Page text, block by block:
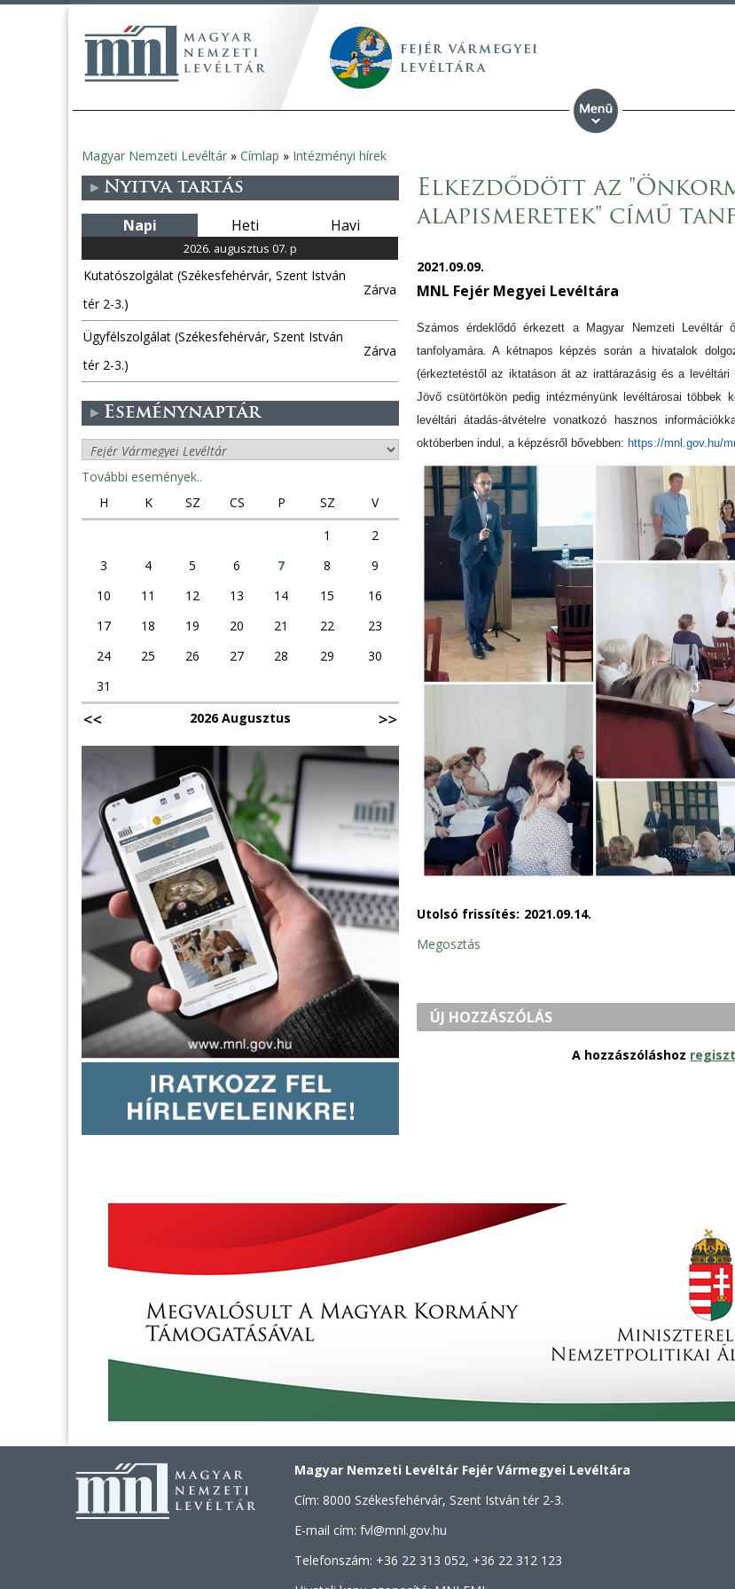
Jelenlegi
hely
Magyar Nemzeti Levéltár » Címlap » Intézményi hírek
Elkezdődött az
alapismeretek" című
2021.09.09.
MNL Fejér Megyei Levéltára
Számos érdeklődő érkezett a Magyar Nemzeti Levéltár
tanfolyamára. A kétnapos képzés során a hivatalok
(érkeztetéstől az iktatáson át az irattárazásig és a
Jövő csütörtökön pedig intézményünk levéltárosai
levéltári átadás-átvételre vonatkozó hasznos
októberben indul, a képzésről bővebben: https://mnl.gov.hu/
Utolsó frissítés: 2021.09.14.
Megosztás
ÚJ HOZZÁSZÓLÁS
A hozzászóláshoz
Nyitva tartás
Napi Heti Havi
2026. augusztus 07. p
Kutatószolgálat (Székesfehérvár, Szent István
tér 2-3.)
Zárva
Ügyfélszolgálat (Székesfehérvár, Szent István
tér 2-3.)
Zárva
Eseménynaptár
További események..
H
K SZ CS P SZ
V
1
2
3
4 5 6 7 8
9
10
11 12 13 14 15
16
17
18 19 20 21 22
23
24
25 26 27 28 29
30
31
2026 Augusztus
Magyar Nemzeti Levéltár Fejér Vármegyei Levéltára
Cím: 8000 Székesfehérvár, Szent István tér 2-3.
E-mail cím: fvl@mnl.gov.hu
Telefonszám: +36 22 313 052, +36 22 312 123